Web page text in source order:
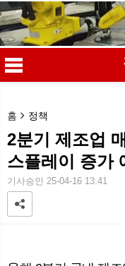
메
홈 정책
2분기 제조업
스플레이 증가
기사승인 25-04-16 13:41